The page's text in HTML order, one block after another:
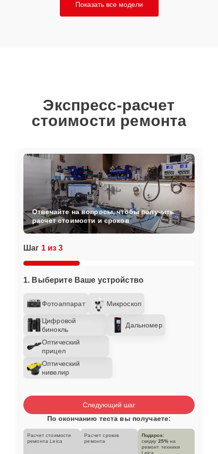
Показать все модели
Экспресс-расчет
стоимости ремонта
Шаг 1 из 3
1. Выберите Ваше устройство
Фотоаппарат Микроскоп
Цифровой
бинокль
Дальномер
Оптический
прицел
Оптический
нивелир
Отвечайте на вопросы, чтобы получить
расчет стоимости и сроков
Следующий шаг
По окончанию теста вы получаете:
Расчет стоимости
ремонта Leica
Расчет сроков
ремонта
Подарок:
скидку 25% на
ремонт техники
Leica